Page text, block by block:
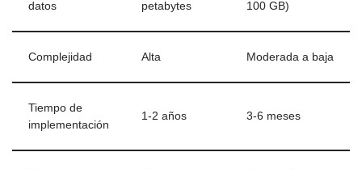
datos
petabytes
100 GB)
Complejidad Alta Moderada a baja
Tiempo de
implementación
1-2 años 3-6 meses